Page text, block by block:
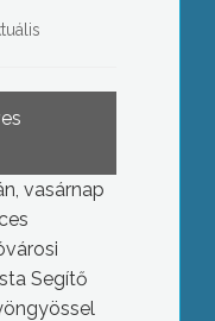
vasárnap
Segítő